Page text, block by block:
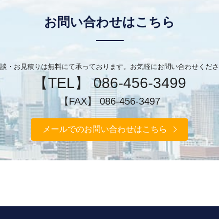
お問い合わせはこちら
・お見積りは無料にて承っております。お気軽にお問い合わせくだ
【TEL】 086-456-3499
【FAX】 086-456-3497
メールでのお問い合わせはこちら